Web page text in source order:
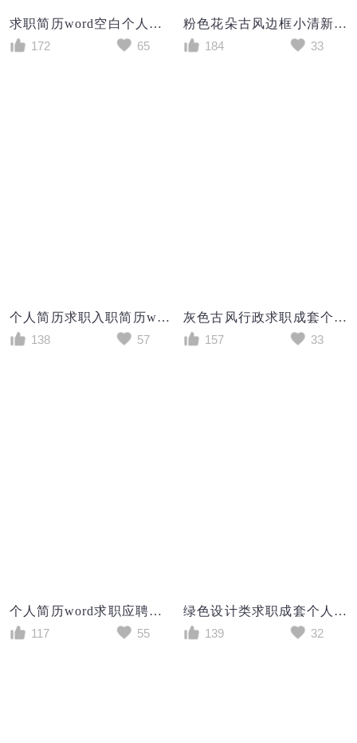
求职简历word空白个人简历模板
172
65
粉色花朵古风边框小清新行政求职成套个人简历Word模板
184
33
个人简历求职入职简历word空白简历模板
138
57
灰色古风行政求职成套个人简历Word模板
157
33
个人简历word求职应聘入职空白简历模板
117
55
绿色设计类求职成套个人简历Word模板
139
32